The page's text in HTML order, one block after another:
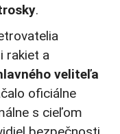
.
rakiet a
veliteľa
oficiálne
s cieľom